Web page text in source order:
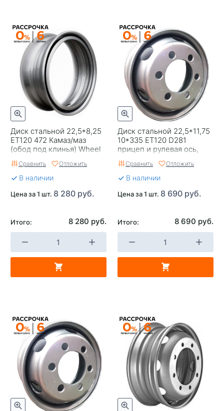
Диск стальной 22,5*8,25
ET120 472 Камаз/маз
(обод под клинья) Wheel
Power
Сравнить Отложить
В наличии
Цена за 1 шт. 8 280 руб.
Итого: 8 280 руб.
Диск стальной 22,5*11,75
10*335 EТ120 D281
прицеп и рулевая ось,
дисковые тормоза Wheel
Power
Сравнить Отложить
В наличии
Цена за 1 шт. 8 690 руб.
Итого: 8 690 руб.